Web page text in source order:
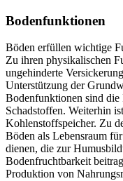
Bodenfunktionen
Böden erfüllen wichtige
Zu ihren physikalischen
ungehinderte
Unterstützung der
Bodenfunktionen sind
Schadstoffen. Weiterhin
Kohlenstoffspeicher. Zu
Böden als Lebensraum
dienen, die zur
Bodenfruchtbarkeit
Produktion von